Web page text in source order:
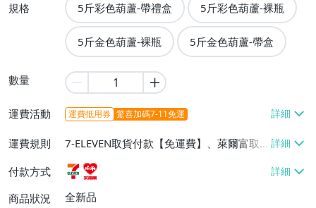
規格 5斤彩色葫蘆-帶禮盒 5斤彩色葫蘆-裸瓶
5斤金色葫蘆-裸瓶 5斤金色葫蘆-帶盒
數量
運費活動 運費抵用券 驚喜加碼7-11免運
運費規則
7-ELEVEN取貨付款【免運費】、萊爾富取
貨付款【免運費】
付款方式
商品狀況
全新品